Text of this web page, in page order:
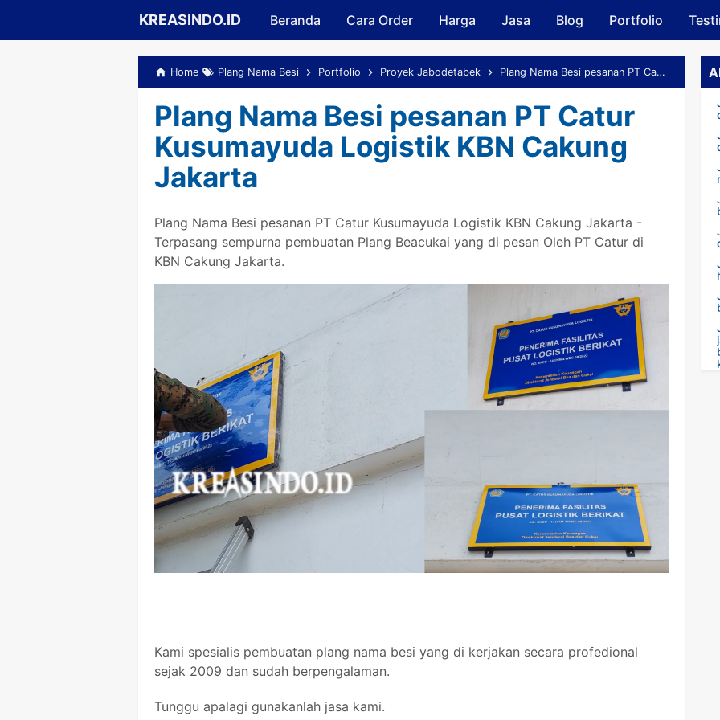
Skip to main content
KREASINDO.ID Beranda Cara Order Harga Jasa Blog Portfolio
Home Plang Nama Besi Portfolio Proyek Jabodetabek Plang Nama Besi pesanan PT Catur Kusumayuda Logistik KBN Cakung Jakarta
Plang Nama Besi pesanan PT Catur
Kusumayuda Logistik KBN Cakung
Jakarta
Plang Nama Besi pesanan PT Catur Kusumayuda Logistik KBN Cakung Jakarta -
Terpasang sempurna pembuatan Plang Beacukai yang di pesan Oleh PT Catur di
KBN Cakung Jakarta.
Kami spesialis pembuatan plang nama besi yang di kerjakan secara profedional
sejak 2009 dan sudah berpengalaman.
Tunggu apalagi gunakanlah jasa kami.